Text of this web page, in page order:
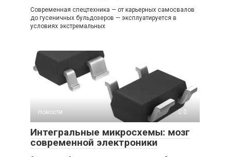
Современная спецтехника — от карьерных самосвалов
до гусеничных бульдозеров — эксплуатируется в
условиях экстремальных
Новости 0
Интегральные микросхемы: мозг
современной электроники